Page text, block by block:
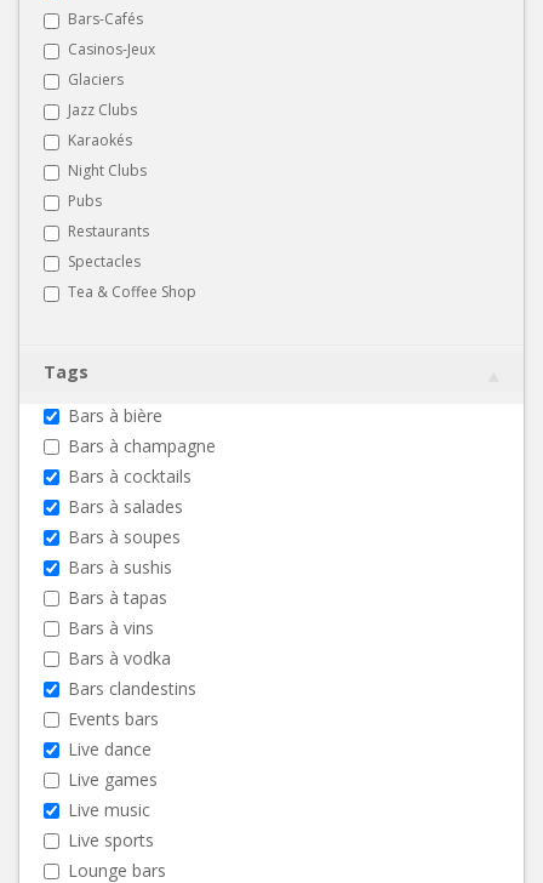
Bars-Cafés
Casinos-Jeux
Glaciers
Jazz Clubs
Karaokés
Night Clubs
Pubs
Restaurants
Spectacles
Tea & Coffee Shop
Tags
Bars à bière
Bars à champagne
Bars à cocktails
Bars à salades
Bars à soupes
Bars à sushis
Bars à tapas
Bars à vins
Bars à vodka
Bars clandestins
Events bars
Live dance
Live games
Live music
Live sports
Lounge bars